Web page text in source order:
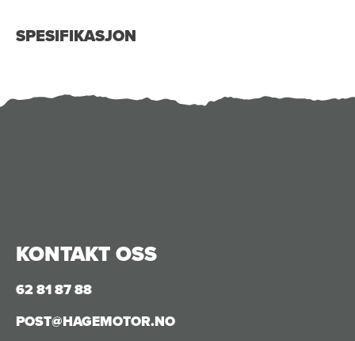
SPESIFIKASJON
KONTAKT OSS
62 81 87 88
POST@HAGEMOTOR.NO